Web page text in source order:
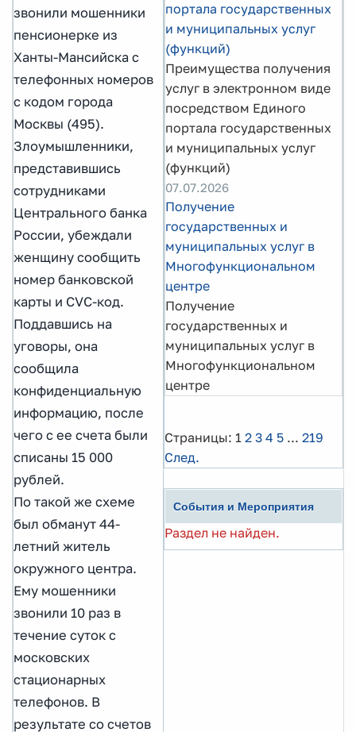
звонили мошенники
пенсионерке из
Ханты-Мансийска с
телефонных номеров
с кодом города
Москвы (495).
Злоумышленники,
представившись
сотрудниками
Центрального банка
России, убеждали
женщину сообщить
номер банковской
карты и CVC-код.
Поддавшись на
уговоры, она
сообщила
конфиденциальную
информацию, после
чего с ее счета были
списаны 15 000
рублей.
По такой же схеме
был обманут 44-
летний житель
окружного центра.
Ему мошенники
звонили 10 раз в
течение суток с
московских
стационарных
телефонов. В
результате со счетов
портала государственных
и муниципальных услуг
(функций)
Преимущества получения
услуг в электронном виде
посредством Единого
портала государственных
и муниципальных услуг
(функций)
07.07.2026
Получение
государственных и
муниципальных услуг в
Многофункциональном
центре
Получение
государственных и
муниципальных услуг в
Многофункциональном
центре
Страницы: 1 2 3 4 5 ... 219
След.
События и Мероприятия
Раздел не найден.